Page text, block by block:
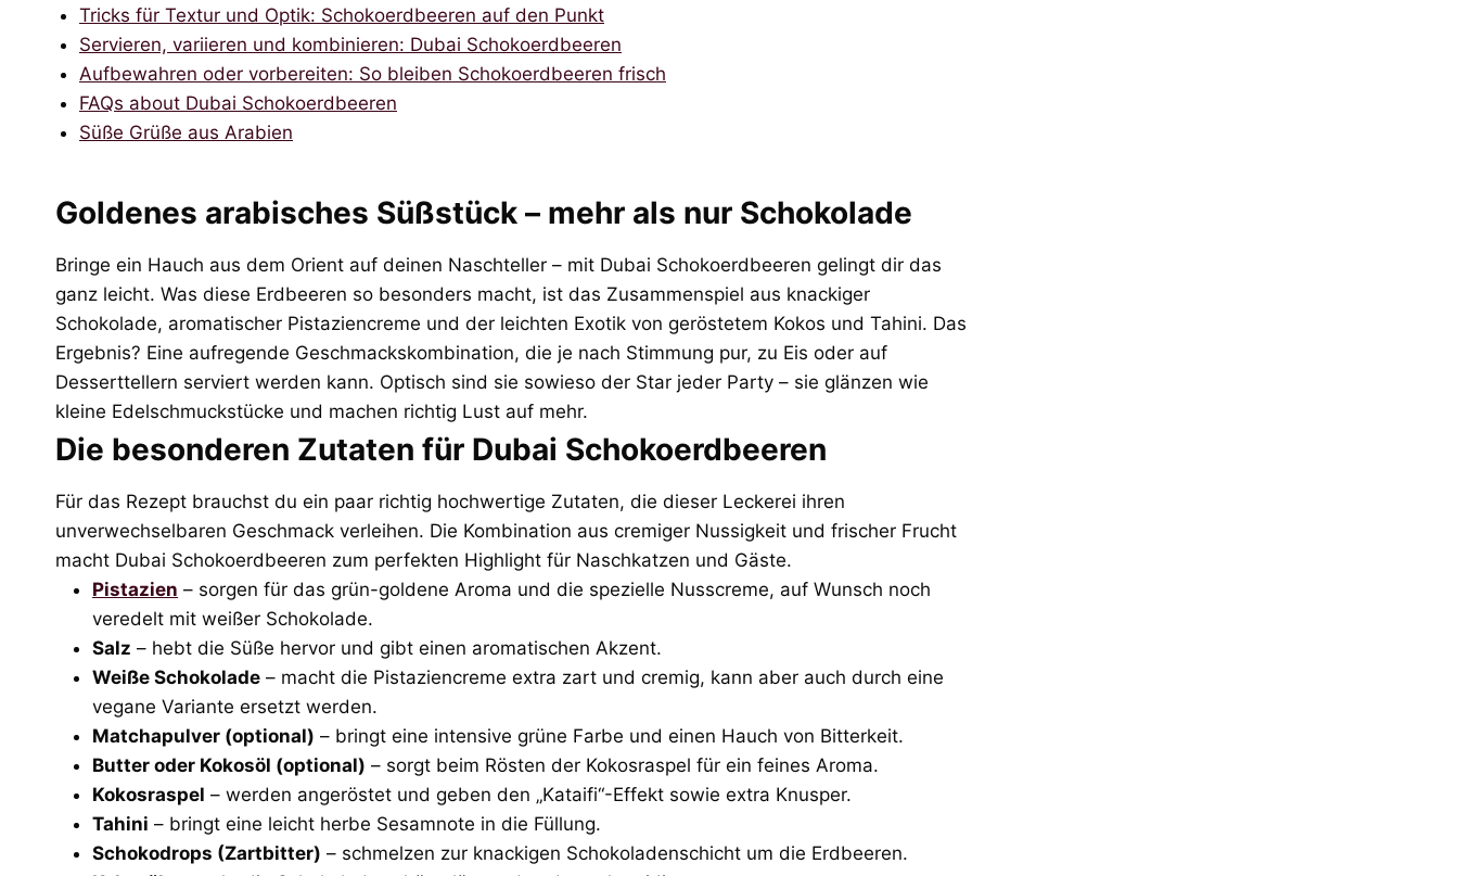
Tricks für Textur und Optik: Schokoerdbeeren auf den Punkt
Servieren, variieren und kombinieren: Dubai Schokoerdbeeren
Aufbewahren oder vorbereiten: So bleiben Schokoerdbeeren frisch
FAQs about Dubai Schokoerdbeeren
Süße Grüße aus Arabien
Goldenes arabisches Süßstück – mehr als nur Schokolade
Bringe ein Hauch aus dem Orient auf deinen Naschteller – mit Dubai Schokoerdbeeren gelingt dir das
ganz leicht. Was diese Erdbeeren so besonders macht, ist das Zusammenspiel aus knackiger
Schokolade, aromatischer Pistaziencreme und der leichten Exotik von geröstetem Kokos und Tahini. Das
Ergebnis? Eine aufregende Geschmackskombination, die je nach Stimmung pur, zu Eis oder auf
Desserttellern serviert werden kann. Optisch sind sie sowieso der Star jeder Party – sie glänzen wie
kleine Edelschmuckstücke und machen richtig Lust auf mehr.
Die besonderen Zutaten für Dubai Schokoerdbeeren
Für das Rezept brauchst du ein paar richtig hochwertige Zutaten, die dieser Leckerei ihren
unverwechselbaren Geschmack verleihen. Die Kombination aus cremiger Nussigkeit und frischer Frucht
macht Dubai Schokoerdbeeren zum perfekten Highlight für Naschkatzen und Gäste.
Pistazien – sorgen für das grün-goldene Aroma und die spezielle Nusscreme, auf Wunsch noch
veredelt mit weißer Schokolade.
Salz – hebt die Süße hervor und gibt einen aromatischen Akzent.
Weiße Schokolade – macht die Pistaziencreme extra zart und cremig, kann aber auch durch eine
vegane Variante ersetzt werden.
Matchapulver (optional) – bringt eine intensive grüne Farbe und einen Hauch von Bitterkeit.
Butter oder Kokosöl (optional) – sorgt beim Rösten der Kokosraspel für ein feines Aroma.
Kokosraspel – werden angeröstet und geben den „Kataifi“-Effekt sowie extra Knusper.
Tahini – bringt eine leicht herbe Sesamnote in die Füllung.
Schokodrops (Zartbitter) – schmelzen zur knackigen Schokoladenschicht um die Erdbeeren.